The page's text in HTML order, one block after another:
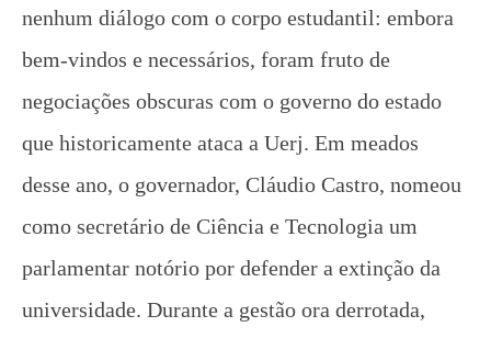
fazer com o sindicato mais importante em Salvador?
outubro
de
CN
nenhum diálogo com o corpo estudantil: embora
bem-vindos e necessários, foram fruto de
negociações obscuras com o governo do estado
que historicamente ataca a Uerj. Em meados
desse ano, o governador, Cláudio Castro, nomeou
como secretário de Ciência e Tecnologia um
parlamentar notório por defender a extinção da
universidade. Durante a gestão ora derrotada,